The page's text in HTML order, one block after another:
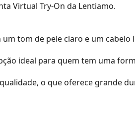
Virtual Try-On da Lentiamo.
tom de pele claro e um cabelo
ideal para quem tem uma
o que oferece grande